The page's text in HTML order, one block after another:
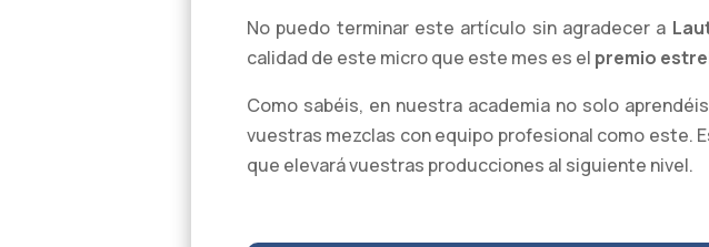
No puedo terminar este artículo sin agradecer a
calidad de este micro que este mes es el premio
Como sabéis, en nuestra academia no solo
vuestras mezclas con equipo profesional como este.
que elevará vuestras producciones al siguiente nivel.